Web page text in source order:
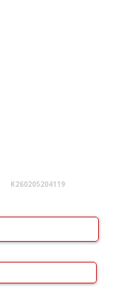
K260205204119